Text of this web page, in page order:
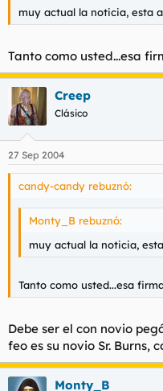
muy actual la noticia, esta
Tanto como usted...esa
Creep
Clásico
27 Sep 2004
candy-candy rebuznó:
Monty_B rebuznó:
muy actual la noticia,
Tanto como usted...esa
Debe ser el con novio
feo es su novio Sr. Burns,
Monty_B